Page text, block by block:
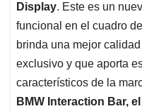
Display. Este es un
funcional en el cuadro
brinda una mejor
exclusivo y que aporta
característicos de la
BMW Interaction Bar,